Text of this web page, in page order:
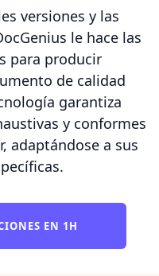
versiones y las
le hace las
para producir
de calidad
garantiza
y conformes
adaptándose a sus
EN 1H